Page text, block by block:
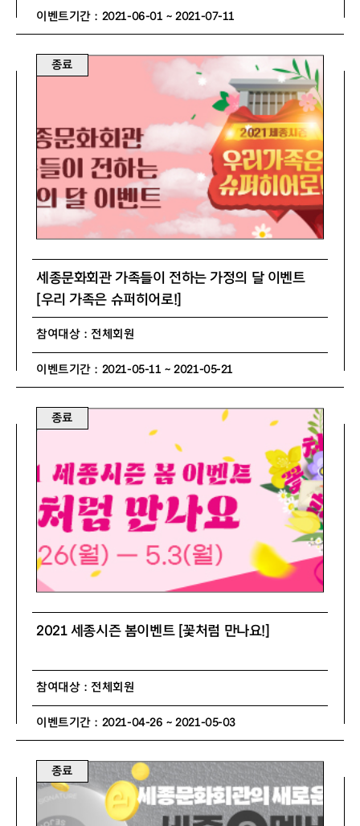
이벤트기간 : 2021-06-01 ~ 2021-07-11
종료
세종문화회관 가족들이 전하는 가정의 달 이벤트
[우리 가족은 슈퍼히어로!]
참여대상 : 전체회원
이벤트기간 : 2021-05-11 ~ 2021-05-21
종료
2021 세종시즌 봄이벤트 [꽃처럼 만나요!]
참여대상 : 전체회원
이벤트기간 : 2021-04-26 ~ 2021-05-03
종료